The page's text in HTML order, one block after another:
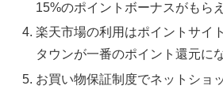
15%のポイントボーナスがもら
楽天市場の利用はポイントサイ
タウンが一番のポイント還元に
お買い物保証制度でネットショ